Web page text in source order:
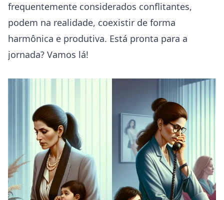
frequentemente considerados conflitantes,
podem na realidade, coexistir de forma
harmônica e produtiva. Está pronta para a
jornada? Vamos lá!